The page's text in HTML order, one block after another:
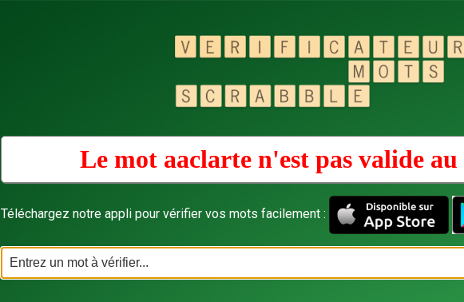
Le mot aaclarte n'est pas valide au
Téléchargez notre appli pour vérifier vos mots facilement :